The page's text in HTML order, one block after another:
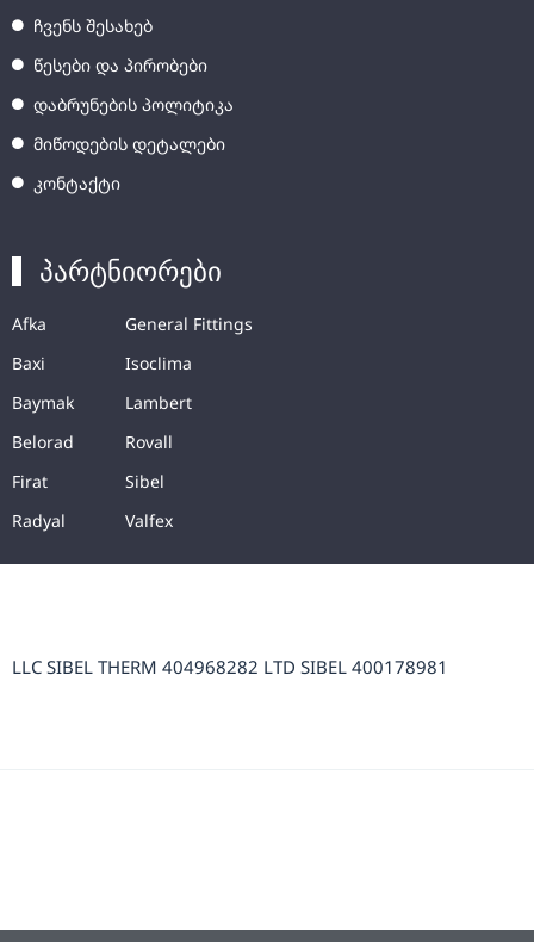
ჩვენს შესახებ
წესები და პირობები
დაბრუნების პოლიტიკა
მიწოდების დეტალები
კონტაქტი
პარტნიორები
Afka
Baxi
Baymak
Belorad
Firat
Radyal
General Fittings
Isoclima
Lambert
Rovall
Sibel
Valfex
LLC SIBEL THERM 404968282 LTD SIBEL 400178981